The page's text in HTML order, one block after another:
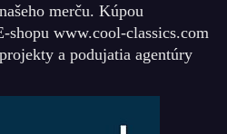
merču. Kúpou
www.cool-classics.com
a podujatia agentúry